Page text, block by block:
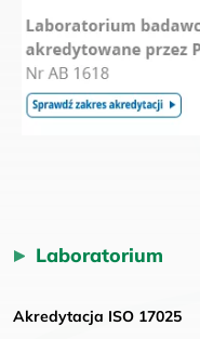
Laboratorium
Akredytacja ISO 17025